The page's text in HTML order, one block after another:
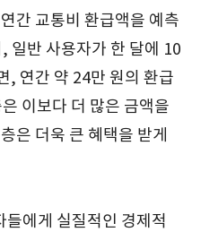
간 교통비 환급액을 예측
일반 사용자가 한 달에 10
, 연간 약 24만 원의 환급
이보다 더 많은 금액을
은 더욱 큰 혜택을 받게
에게 실질적인 경제적